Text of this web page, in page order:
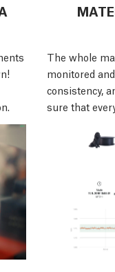
The whole
monitored
consistency,
sure that